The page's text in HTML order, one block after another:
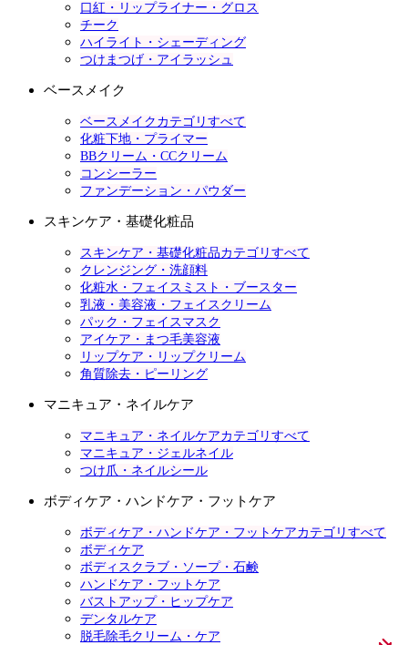
口紅・リップライナー・グロス
チーク
ハイライト・シェーディング
つけまつげ・アイラッシュ
ベースメイク
ベースメイクカテゴリすべて
化粧下地・プライマー
BBクリーム・CCクリーム
コンシーラー
ファンデーション・パウダー
スキンケア・基礎化粧品
スキンケア・基礎化粧品カテゴリすべて
クレンジング・洗顔料
化粧水・フェイスミスト・ブースター
乳液・美容液・フェイスクリーム
パック・フェイスマスク
アイケア・まつ毛美容液
リップケア・リップクリーム
角質除去・ピーリング
マニキュア・ネイルケア
マニキュア・ネイルケアカテゴリすべて
マニキュア・ジェルネイル
つけ爪・ネイルシール
ボディケア・ハンドケア・フットケア
ボディケア・ハンドケア・フットケアカテゴリすべて
ボディケア
ボディスクラブ・ソープ・石鹸
ハンドケア・フットケア
バストアップ・ヒップケア
デンタルケア
脱毛除毛クリーム・ケア